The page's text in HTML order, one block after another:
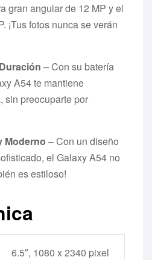
gran angular de 12 MP y el
¡Tus fotos nunca se verán
– Con su batería
A54 te mantiene
sin preocuparte por
Moderno – Con un diseño
el Galaxy A54 no
es estiloso!
6.5″, 1080 x 2340 pixel